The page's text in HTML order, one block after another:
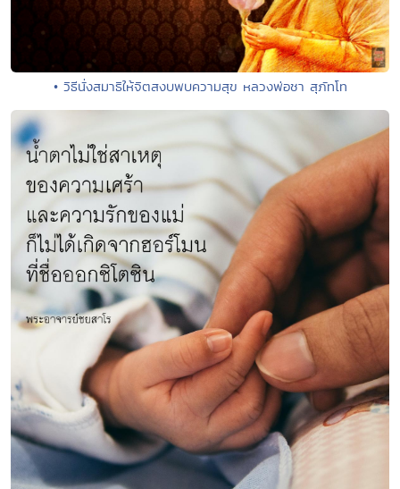
• วิธีนั่งสมาธิให้จิตสงบพบความสุข หลวงพ่อชา สุภัทโท